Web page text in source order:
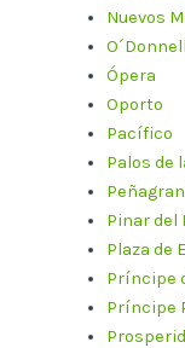
Nuevos
O´Donnell
Ópera
Oporto
Pacífico
Palos de
Pinar del
Plaza de
Príncipe
Príncipe